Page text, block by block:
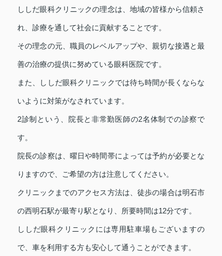
ししだ眼科クリニックの理念は、地域の皆様から信頼さ
れ、診療を通して社会に貢献することです。
その理念の元、職員のレベルアップや、親切な接遇と最
善の治療の提供に努めている眼科医院です。
また、ししだ眼科クリニックでは待ち時間が長くならな
いように対策がなされています。
2診制という、院長と非常勤医師の2名体制での診察で
す。
院長の診察は、曜日や時間帯によっては予約が必要とな
りますので、ご希望の方は注意してください。
クリニックまでのアクセス方法は、徒歩の場合は明石市
の西明石駅が最寄り駅となり、所要時間は12分です。
ししだ眼科クリニックには専用駐車場もございますの
で、車を利用する方も安心して通うことができます。